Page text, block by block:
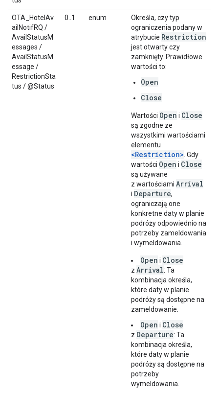
OTA_HotelAv
ailNotifRQ /
AvailStatusM
essages /
AvailStatusM
essage /
RestrictionSta
tus / @Status
0..1 enum
Określa, czy typ
ograniczenia podany w
atrybucie Restriction
jest otwarty czy
zamknięty. Prawidłowe
wartości to:
Open
Close
Wartości Open i Close
są zgodne ze
wszystkimi wartościami
elementu
<Restriction> . Gdy
wartości Open i Close
są używane
z wartościami Arrival
i Departure,
ograniczają one
konkretne daty w planie
podróży odpowiednio na
potrzeby zameldowania
i wymeldowania.
Open i Close
z Arrival: Ta
kombinacja określa,
które daty w planie
podróży są dostępne na
zameldowanie.
Open i Close
z Departure: Ta
kombinacja określa,
które daty w planie
podróży są dostępne na
potrzeby
wymeldowania.